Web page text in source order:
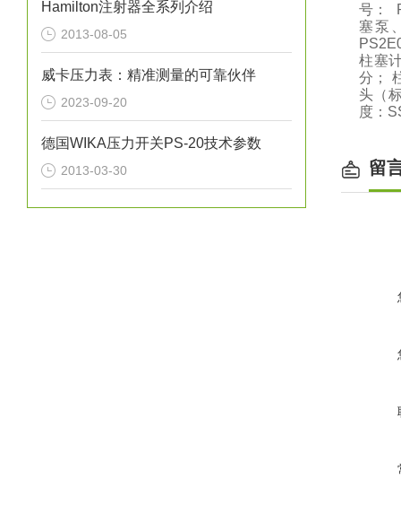
Hamilton注射器全系列介绍
2013-08-05
威卡压力表：精准测量的可靠伙伴
2023-09-20
德国WIKA压力开关PS-20技术参数
2013-03-30
号：
塞泵
柱塞
分；
头（
度：
留